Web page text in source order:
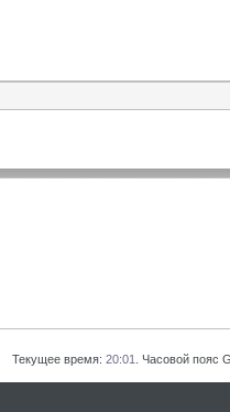
Текущее время: 20:01 . Часовой пояс